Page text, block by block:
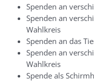
Spenden an
Spenden an
Wahlkreis
Spenden an das
Spenden an
Wahlkreis
Spende als